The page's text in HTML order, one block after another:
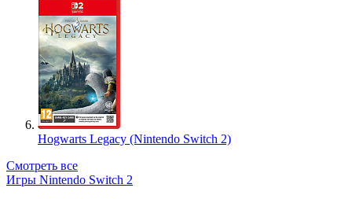
Hogwarts Legacy (Nintendo Switch 2)
Смотреть все
Игры Nintendo Switch 2